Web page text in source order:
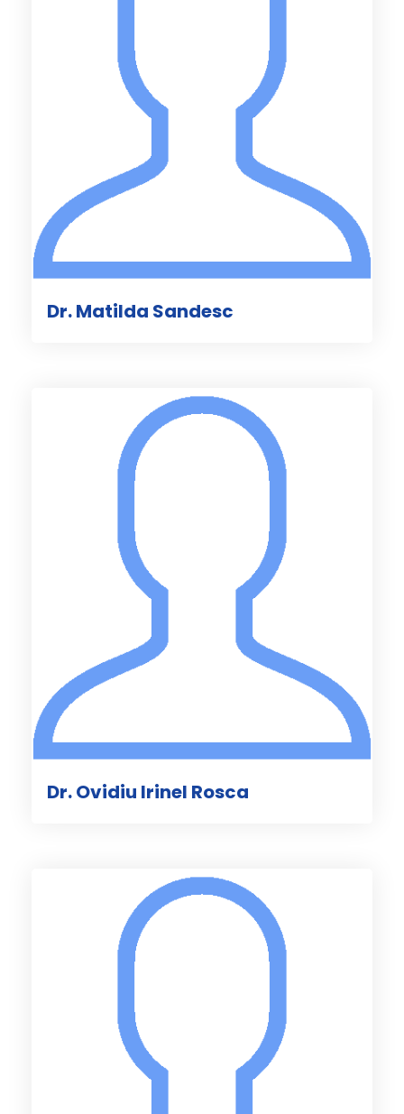
Dr. Matilda Sandesc
Dr. Ovidiu Irinel Rosca